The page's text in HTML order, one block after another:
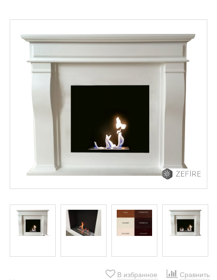
В избранное Сравнить